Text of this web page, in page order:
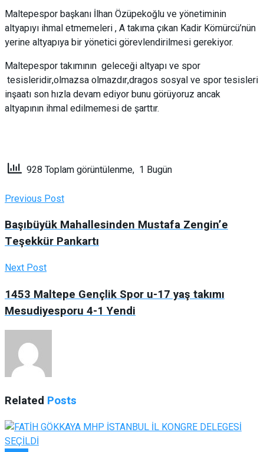
Maltepespor başkanı İlhan Özüpekoğlu ve yönetiminin
altyapıyı ihmal etmemeleri , A takıma çıkan Kadir Kömürcü’nün
yerine altyapıya bir yönetici görevlendirilmesi gerekiyor.
Maltepespor takımının geleceği altyapı ve spor
tesisleridir,olmazsa olmazdır,dragos sosyal ve spor tesisleri
inşaatı son hızla devam ediyor bunu görüyoruz ancak
altyapının ihmal edilmemesi de şarttır.
928 Toplam görüntülenme, 1 Bugün
Previous Post
Başıbüyük Mahallesinden Mustafa Zengin’e
Teşekkür Pankartı
Next Post
1453 Maltepe Gençlik Spor u-17 yaş takımı
Mesudiyesporu 4-1 Yendi
Related Posts